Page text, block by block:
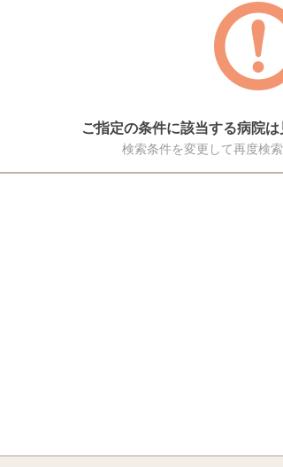
ご指定の条件に該当する病院は
検索条件を変更して再度検